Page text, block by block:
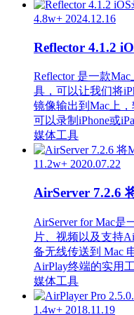
4.8w+ 2024.12.16
Reflector 4.1.2
Reflector 是一款
具，可以让我们将
镜像输出到Mac上
可以录制iPhone或
媒体工具
11.2w+ 2020.07.22
AirServer 7.2.6
AirServer for Mac
片、视频以及支持
备无线传送到 Mac
AirPlay终端的实用工
媒体工具
1.4w+ 2018.11.19